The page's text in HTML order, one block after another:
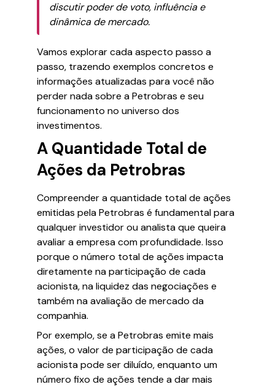
discutir poder de voto, influência e
dinâmica de mercado.
Vamos explorar cada aspecto passo a
passo, trazendo exemplos concretos e
informações atualizadas para você não
perder nada sobre a Petrobras e seu
funcionamento no universo dos
investimentos.
A Quantidade Total de
Ações da Petrobras
Compreender a quantidade total de ações
emitidas pela Petrobras é fundamental para
qualquer investidor ou analista que queira
avaliar a empresa com profundidade. Isso
porque o número total de ações impacta
diretamente na participação de cada
acionista, na liquidez das negociações e
também na avaliação de mercado da
companhia.
Por exemplo, se a Petrobras emite mais
ações, o valor de participação de cada
acionista pode ser diluído, enquanto um
número fixo de ações tende a dar mais